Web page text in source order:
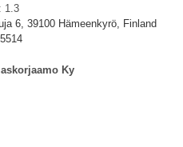
1.3
6, 39100 Hämeenkyrö, Finland
Ky